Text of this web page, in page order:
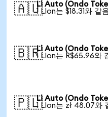
🇦🇺Li Auto (Ondo
1 LIon는 $18.31와 같
🇧🇷Li Auto (Ondo
1 LIon는 R$65.96와
🇵🇱Li Auto (Ondo
1 LIon는 zł 48.07와